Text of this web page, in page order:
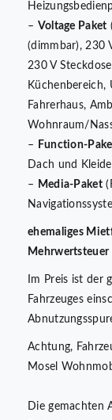
– Voltage Paket
(dimmbar), 230
230 V
Küchenbereich,
Fahrerhaus,
Wohnraum/
–
Function-
Dach und
– Media-Paket
ehemaliges
Mehrwertsteuer
Im Preis ist der
Fahrzeuges
Achtung,
Mosel
Die gemachten